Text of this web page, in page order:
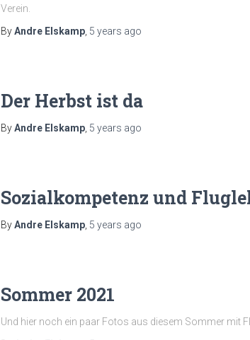
Verein.
ByAndre Elskamp, 5 years ago
Der Herbst ist da
ByAndre Elskamp, 5 years ago
Sozialkompetenz und
ByAndre Elskamp, 5 years ago
Sommer 2021
Und hier noch ein paar Fotos aus diesem Sommer mit